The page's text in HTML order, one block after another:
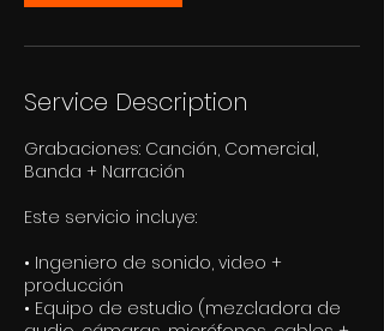
Service Description
Grabaciones: Canción, Comercial,
Banda + Narración
Este servicio incluye:
• Ingeniero de sonido, video +
producción
• Equipo de estudio (mezcladora de